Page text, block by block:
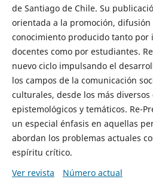
de Santiago de Chile. Su
orientada a la promoción,
conocimiento producido tanto por
docentes como por estudiantes.
nuevo ciclo impulsando el
los campos de la comunicación
culturales, desde los más
epistemológicos y temáticos. Re-
un especial énfasis en aquellas
abordan los problemas actuales
espíritu crítico.
Ver revista
Número actual